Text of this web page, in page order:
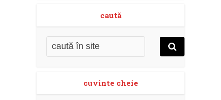
caută
cuvinte cheie